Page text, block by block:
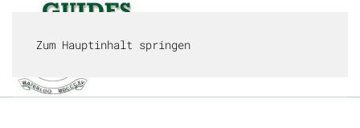
Zum Hauptinhalt springen